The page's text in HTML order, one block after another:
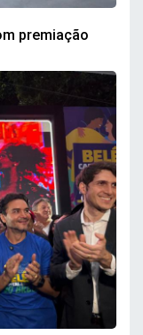
premiação